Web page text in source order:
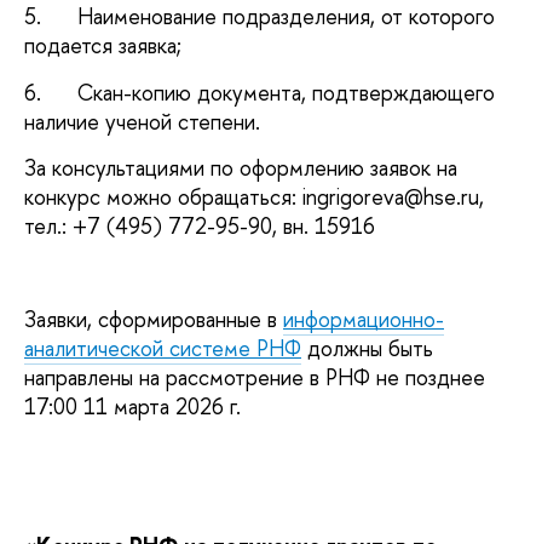
5. Наименование подразделения, от которого
подается заявка;
6. Скан-копию документа, подтверждающего
наличие ученой степени.
За консультациями по оформлению заявок на
конкурс можно обращаться: ingrigoreva@hse.ru,
тел.: +7 (495) 772-95-90, вн. 15916
Заявки, сформированные в информационно-
аналитической системе РНФ должны быть
направлены на рассмотрение в РНФ не позднее
17:00 11 марта 2026 г.